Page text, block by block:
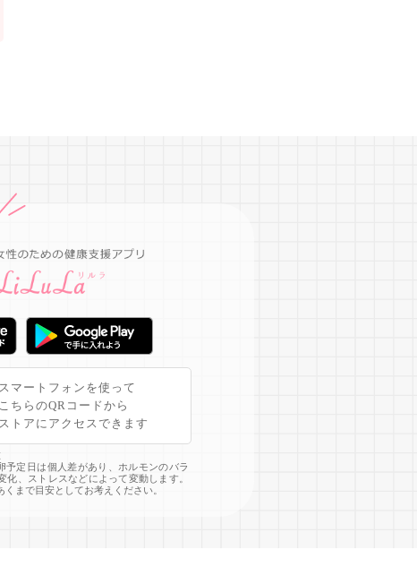
スマートフォンを使って
こちらのQRコードから
ストアにアクセスできます
定日は個人差があり、ホルモンのバラ
化、ストレスなどによって変動します。
くまで目安としてお考えください。